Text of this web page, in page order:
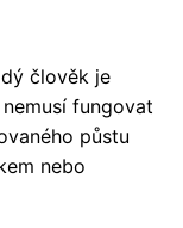
člověk je
fungovat
půstu
nebo